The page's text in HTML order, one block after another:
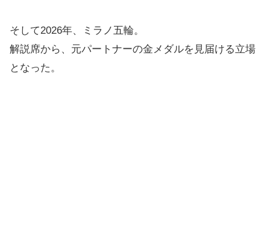
そして2026年、ミラノ五輪。
解説席から、元パートナーの金メダルを見届ける立場
となった。